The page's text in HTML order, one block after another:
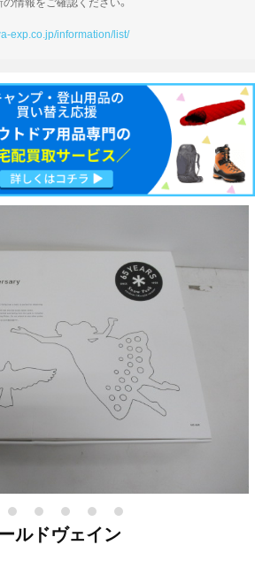
exp.co.jp/information/list/
ルドヴェイン